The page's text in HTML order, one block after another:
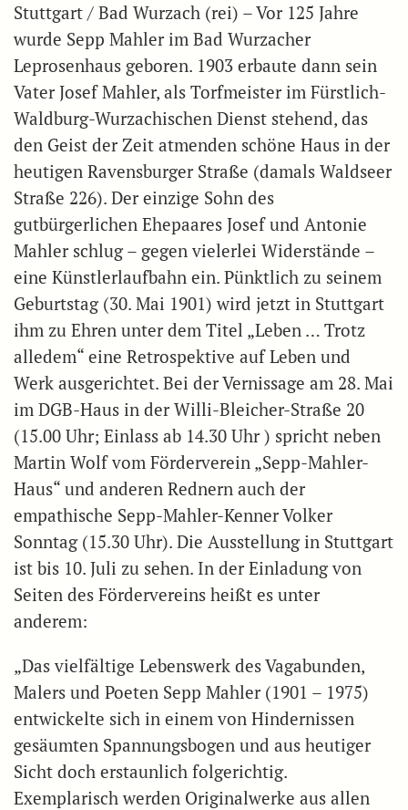
Stuttgart / Bad Wurzach (rei) – Vor 125 Jahre
wurde Sepp Mahler im Bad Wurzacher
Leprosenhaus geboren. 1903 erbaute dann sein
Vater Josef Mahler, als Torfmeister im Fürstlich-
Waldburg-Wurzachischen Dienst stehend, das
den Geist der Zeit atmenden schöne Haus in der
heutigen Ravensburger Straße (damals Waldseer
Straße 226). Der einzige Sohn des
gutbürgerlichen Ehepaares Josef und Antonie
Mahler schlug – gegen vielerlei Widerstände –
eine Künstlerlaufbahn ein. Pünktlich zu seinem
Geburtstag (30. Mai 1901) wird jetzt in Stuttgart
ihm zu Ehren unter dem Titel „Leben … Trotz
alledem“ eine Retrospektive auf Leben und
Werk ausgerichtet. Bei der Vernissage am 28. Mai
im DGB-Haus in der Willi-Bleicher-Straße 20
(15.00 Uhr; Einlass ab 14.30 Uhr ) spricht neben
Martin Wolf vom Förderverein „Sepp-Mahler-
Haus“ und anderen Rednern auch der
empathische Sepp-Mahler-Kenner Volker
Sonntag (15.30 Uhr). Die Ausstellung in Stuttgart
ist bis 10. Juli zu sehen. In der Einladung von
Seiten des Fördervereins heißt es unter
anderem:
„Das vielfältige Lebenswerk des Vagabunden,
Malers und Poeten Sepp Mahler (1901 – 1975)
entwickelte sich in einem von Hindernissen
gesäumten Spannungsbogen und aus heutiger
Sicht doch erstaunlich folgerichtig.
Exemplarisch werden Originalwerke aus allen